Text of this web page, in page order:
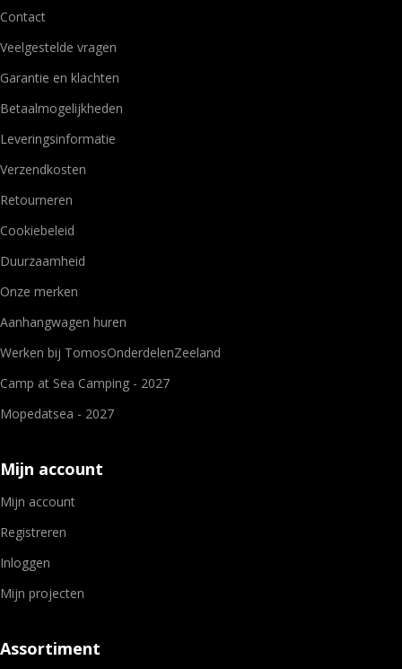
Contact
Veelgestelde vragen
Garantie en klachten
Betaalmogelijkheden
Leveringsinformatie
Verzendkosten
Retourneren
Cookiebeleid
Duurzaamheid
Onze merken
Aanhangwagen huren
Werken bij TomosOnderdelenZeeland
Camp at Sea Camping - 2027
Mopedatsea - 2027
Mijn account
Mijn account
Registreren
Inloggen
Mijn projecten
Assortiment